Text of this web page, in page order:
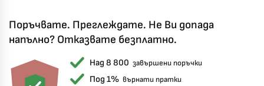
Поръчвате. Преглеждате. Не Ви допада
напълно? Отказвате безплатно.
Над 8 800 завършени поръчки
Под 1% върнати пратки